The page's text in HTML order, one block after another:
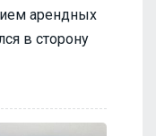
арендных
в сторону